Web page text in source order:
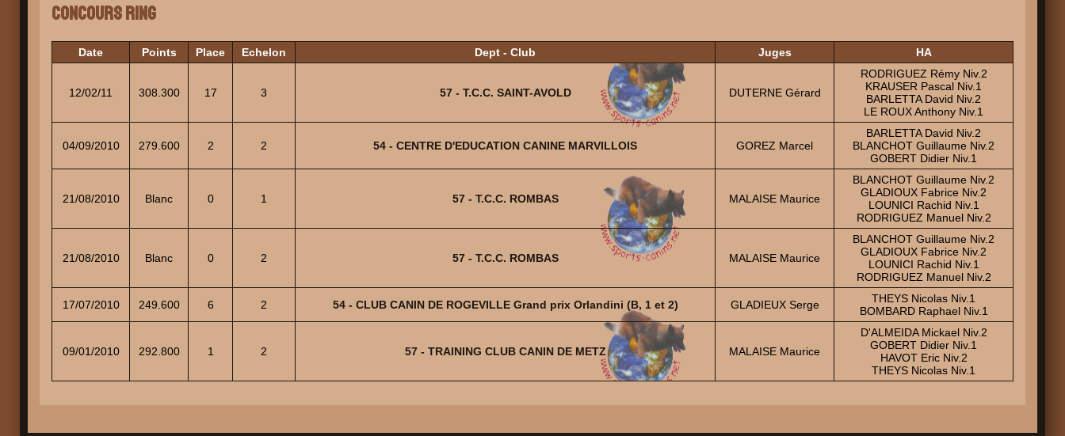
Concours Ring
Date Points Place Echelon Dept - Club Juges HA
12/02/11 308.300 17 3 57 - T.C.C. SAINT-AVOLD DUTERNE Gérard
RODRIGUEZ Rémy Niv.2
KRAUSER Pascal Niv.1
BARLETTA David Niv.2
LE ROUX Anthony Niv.1
04/09/2010 279.600 2 2 54 - CENTRE D'EDUCATION CANINE MARVILLOIS GOREZ Marcel
BARLETTA David Niv.2
BLANCHOT Guillaume Niv.2
GOBERT Didier Niv.1
21/08/2010 Blanc 0 1 57 - T.C.C. ROMBAS MALAISE Maurice
BLANCHOT Guillaume Niv.2
GLADIOUX Fabrice Niv.2
LOUNICI Rachid Niv.1
RODRIGUEZ Manuel Niv.2
21/08/2010 Blanc 0 2 57 - T.C.C. ROMBAS MALAISE Maurice
BLANCHOT Guillaume Niv.2
GLADIOUX Fabrice Niv.2
LOUNICI Rachid Niv.1
RODRIGUEZ Manuel Niv.2
17/07/2010 249.600 6 2 54 - CLUB CANIN DE ROGEVILLE Grand prix Orlandini (B, 1 et 2) GLADIEUX Serge
THEYS Nicolas Niv.1
BOMBARD Raphael Niv.1
09/01/2010 292.800 1 2 57 - TRAINING CLUB CANIN DE METZ MALAISE Maurice
D'ALMEIDA Mickael Niv.2
GOBERT Didier Niv.1
HAVOT Eric Niv.2
THEYS Nicolas Niv.1